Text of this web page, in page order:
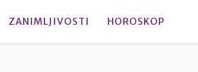
ZANIMLJIVOSTI HOROSKOP